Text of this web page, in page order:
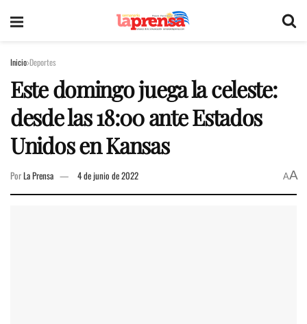
Inicio Deportes
Este domingo juega la celeste:
desde las 18:00 ante Estados
Unidos en Kansas
PorLa Prensa 4 de junio de 2022 AA